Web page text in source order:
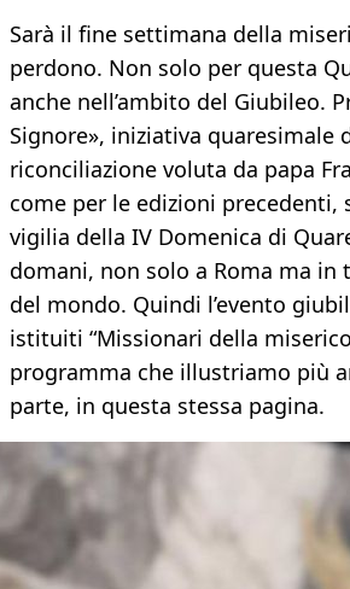
Sarà il fine settimana della
perdono. Non solo per questa
anche nell’ambito del Giubileo.
Signore», iniziativa quaresimale
riconciliazione voluta da papa
come per le edizioni precedenti,
vigilia della IV Domenica di
domani, non solo a Roma ma
del mondo. Quindi l’evento
istituiti “Missionari della
programma che illustriamo più
parte, in questa stessa pagina.